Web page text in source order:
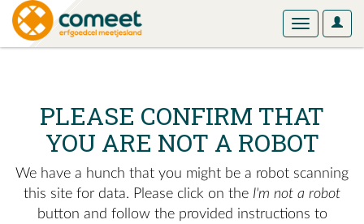
User
Toggle
PLEASE CONFIRM THAT
YOU ARE NOT A ROBOT
We have a hunch that you might be a robot scanning
this site for data. Please click on the I'm not a robot
button and follow the provided instructions to